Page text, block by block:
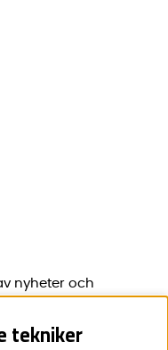
nyheter och
tekniker